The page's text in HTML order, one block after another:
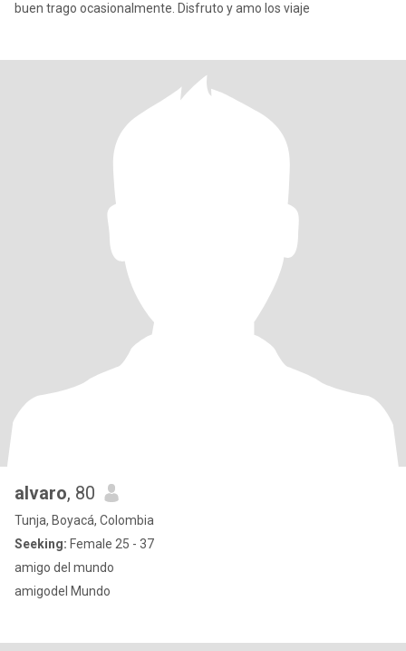
buen trago ocasionalmente. Disfruto y amo los viaje
alvaro, 80
Tunja, Boyacá, Colombia
Seeking: Female 25 - 37
amigo del mundo
amigodel Mundo